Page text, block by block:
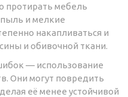
протирать мебель
и мелкие
накапливаться и
и обивочной ткани.
— использование
Они могут повредить
её менее устойчивой